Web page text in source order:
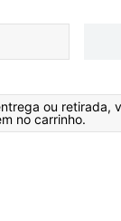
ou retirada,
no carrinho.